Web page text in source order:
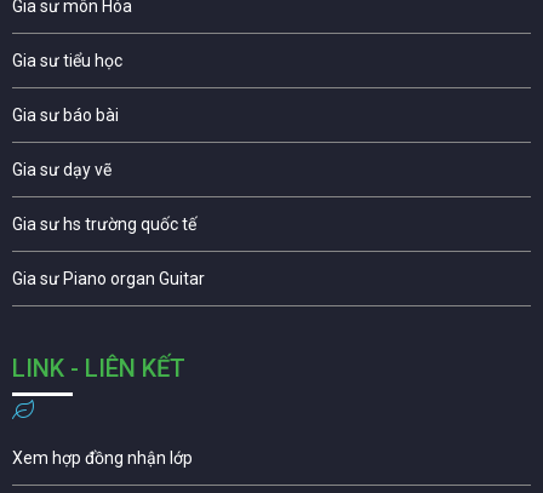
Gia sư môn Hóa
Gia sư tiểu học
Gia sư báo bài
Gia sư dạy vẽ
Gia sư hs trường quốc tế
Gia sư Piano organ Guitar
LINK - LIÊN KẾT
Xem hợp đồng nhận lớp